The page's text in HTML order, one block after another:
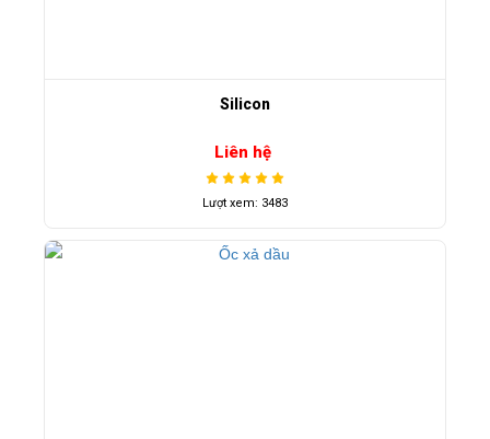
Silicon
Liên hệ
Lượt xem: 3483